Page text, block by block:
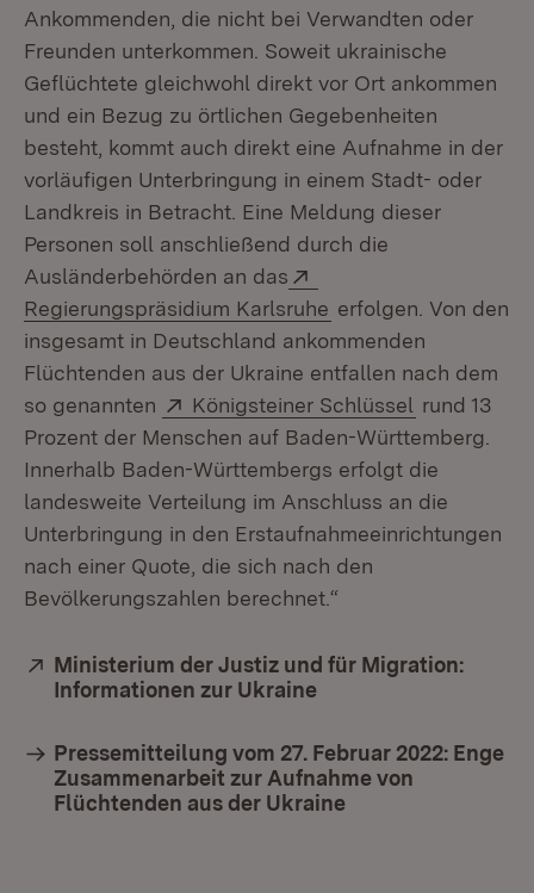
Ankommenden, die nicht bei Verwandten oder
Freunden unterkommen. Soweit ukrainische
Geflüchtete gleichwohl direkt vor Ort ankommen
und ein Bezug zu örtlichen Gegebenheiten
besteht, kommt auch direkt eine Aufnahme in der
vorläufigen Unterbringung in einem Stadt- oder
Landkreis in Betracht. Eine Meldung dieser
Personen soll anschließend durch die
Ausländerbehörden an das
Regierungspräsidium Karlsruhe (Öffnet in neuem
erfolgen. Von den
insgesamt in Deutschland ankommenden
Flüchtenden aus der Ukraine entfallen nach dem
so genannten
Extern:
Königsteiner Schlüssel (Öffnet in
rund 13
Prozent der Menschen auf Baden-Württemberg.
Innerhalb Baden-Württembergs erfolgt die
landesweite Verteilung im Anschluss an die
Unterbringung in den Erstaufnahmeeinrichtungen
nach einer Quote, die sich nach den
Bevölkerungszahlen berechnet.“
Extern:
Ministerium der Justiz und für Migration:
Informationen zur Ukraine
Pressemitteilung vom 27. Februar 2022: Enge
Zusammenarbeit zur Aufnahme von
Flüchtenden aus der Ukraine